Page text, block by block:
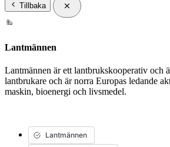
Tillbaka
Lantmännen
Lantmännen är ett lantbrukskooperativ och
lantbrukare och är norra Europas ledande
maskin, bioenergi och livsmedel.
Lantmännen